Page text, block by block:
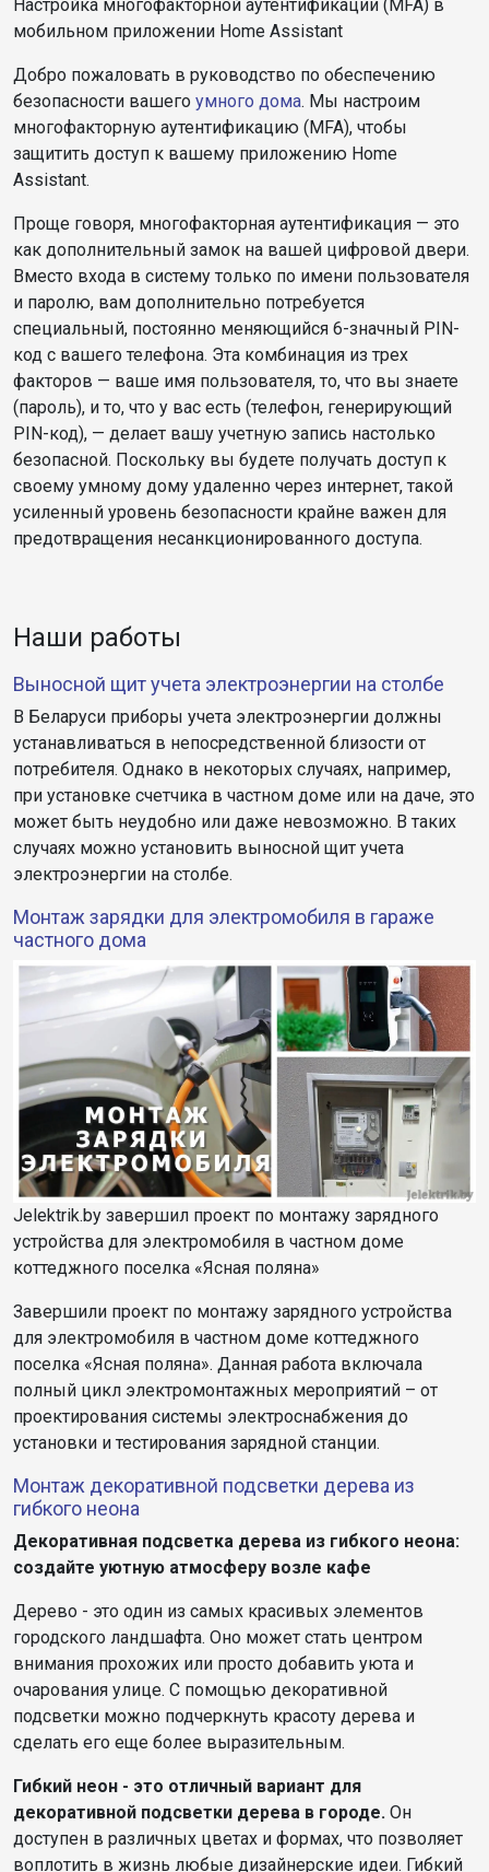
Настройка многофакторной аутентификации (MFA) в
мобильном приложении Home Assistant
Добро пожаловать в руководство по обеспечению
безопасности вашего умного дома. Мы настроим
многофакторную аутентификацию (MFA), чтобы
защитить доступ к вашему приложению Home
Assistant.
Проще говоря, многофакторная аутентификация — это
как дополнительный замок на вашей цифровой двери.
Вместо входа в систему только по имени пользователя
и паролю, вам дополнительно потребуется
специальный, постоянно меняющийся 6-значный PIN-
код с вашего телефона. Эта комбинация из трех
факторов — ваше имя пользователя, то, что вы знаете
(пароль), и то, что у вас есть (телефон, генерирующий
PIN-код), — делает вашу учетную запись настолько
безопасной. Поскольку вы будете получать доступ к
своему умному дому удаленно через интернет, такой
усиленный уровень безопасности крайне важен для
предотвращения несанкционированного доступа.
Наши работы
Выносной щит учета электроэнергии на столбе
В Беларуси приборы учета электроэнергии должны
устанавливаться в непосредственной близости от
потребителя. Однако в некоторых случаях, например,
при установке счетчика в частном доме или на даче, это
может быть неудобно или даже невозможно. В таких
случаях можно установить выносной щит учета
электроэнергии на столбе.
Монтаж зарядки для электромобиля в гараже
частного дома
Jelektrik.by завершил проект по монтажу зарядного
устройства для электромобиля в частном доме
коттеджного поселка «Ясная поляна»
Завершили проект по монтажу зарядного устройства
для электромобиля в частном доме коттеджного
поселка «Ясная поляна». Данная работа включала
полный цикл электромонтажных мероприятий – от
проектирования системы электроснабжения до
установки и тестирования зарядной станции.
Монтаж декоративной подсветки дерева из
гибкого неона
Декоративная подсветка дерева из гибкого неона:
создайте уютную атмосферу возле кафе
Дерево - это один из самых красивых элементов
городского ландшафта. Оно может стать центром
внимания прохожих или просто добавить уюта и
очарования улице. С помощью декоративной
подсветки можно подчеркнуть красоту дерева и
сделать его еще более выразительным.
Гибкий неон - это отличный вариант для
декоративной подсветки дерева в городе. Он
доступен в различных цветах и формах, что позволяет
воплотить в жизнь любые дизайнерские идеи. Гибкий